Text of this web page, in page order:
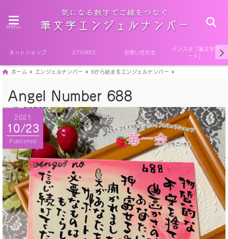
menu
ネットショップ STORES お問い合わせ
インスタ『筆文字ア
ート』
ホーム エンジェルナンバー 6から始まるエンジェルナンバー
Angel Number 688
2021
10/23
Published